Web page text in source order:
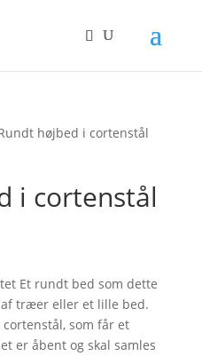
højbed i cortenstål
i cortenstål
Et rundt bed som dette
træer eller et lille bed.
som får et
er åbent og skal samles